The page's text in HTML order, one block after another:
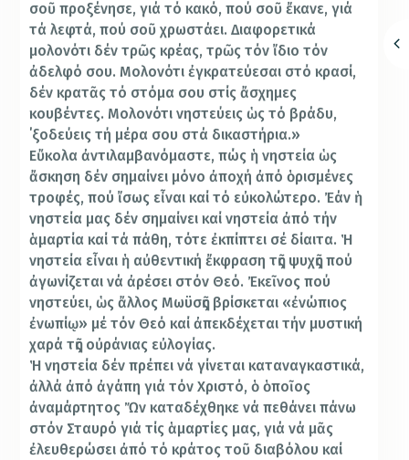
σοῦ προξένησε, γιά τό κακό, πού σοῦ ἔκανε, γιά
τά λεφτά, πού σοῦ χρωστάει. Διαφορετικά
μολονότι δέν τρῶς κρέας, τρῶς τόν ἴδιο τόν
ἀδελφό σου. Μολονότι ἐγκρατεύεσαι στό κρασί,
δέν κρατᾶς τό στόμα σου στίς ἄσχημες
κουβέντες. Μολονότι νηστεύεις ὡς τό βράδυ,
΄ξοδεύεις τή μέρα σου στά δικαστήρια.»
Εὔκολα ἀντιλαμβανόμαστε, πώς ἡ νηστεία ὡς
ἄσκηση δέν σημαίνει μόνο ἀποχή ἀπό ὁρισμένες
τροφές, πού ἴσως εἶναι καί τό εὐκολώτερο. Ἐάν ἡ
νηστεία μας δέν σημαίνει καί νηστεία ἀπό τήν
ἁμαρτία καί τά πάθη, τότε ἐκπίπτει σέ δίαιτα. Ἡ
νηστεία εἶναι ἡ αὐθεντική ἔκφραση τῆς ψυχῆς πού
ἀγωνίζεται νά ἀρέσει στόν Θεό. Ἐκεῖνος πού
νηστεύει, ὡς ἄλλος Μωϋσῆς βρίσκεται «ἐνώπιος
ἐνωπίῳ» μέ τόν Θεό καί ἀπεκδέχεται τήν μυστική
χαρά τῆς οὐράνιας εὐλογίας.
Ἡ νηστεία δέν πρέπει νά γίνεται καταναγκαστικά,
ἀλλά ἀπό ἀγάπη γιά τόν Χριστό, ὁ ὁποῖος
ἀναμάρτητος Ὤν καταδέχθηκε νά πεθάνει πάνω
στόν Σταυρό γιά τίς ἁμαρτίες μας, γιά νά μᾶς
ἐλευθερώσει ἀπό τό κράτος τοῦ διαβόλου καί